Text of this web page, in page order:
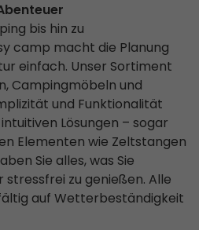
bis hin zu
camp macht die Planung
einfach. Unser Sortiment
Campingmöbeln und
und Funktionalität
Lösungen – sogar
Elementen wie Zeltstangen
Sie alles, was Sie
zu genießen. Alle
auf Wetterbeständigkeit